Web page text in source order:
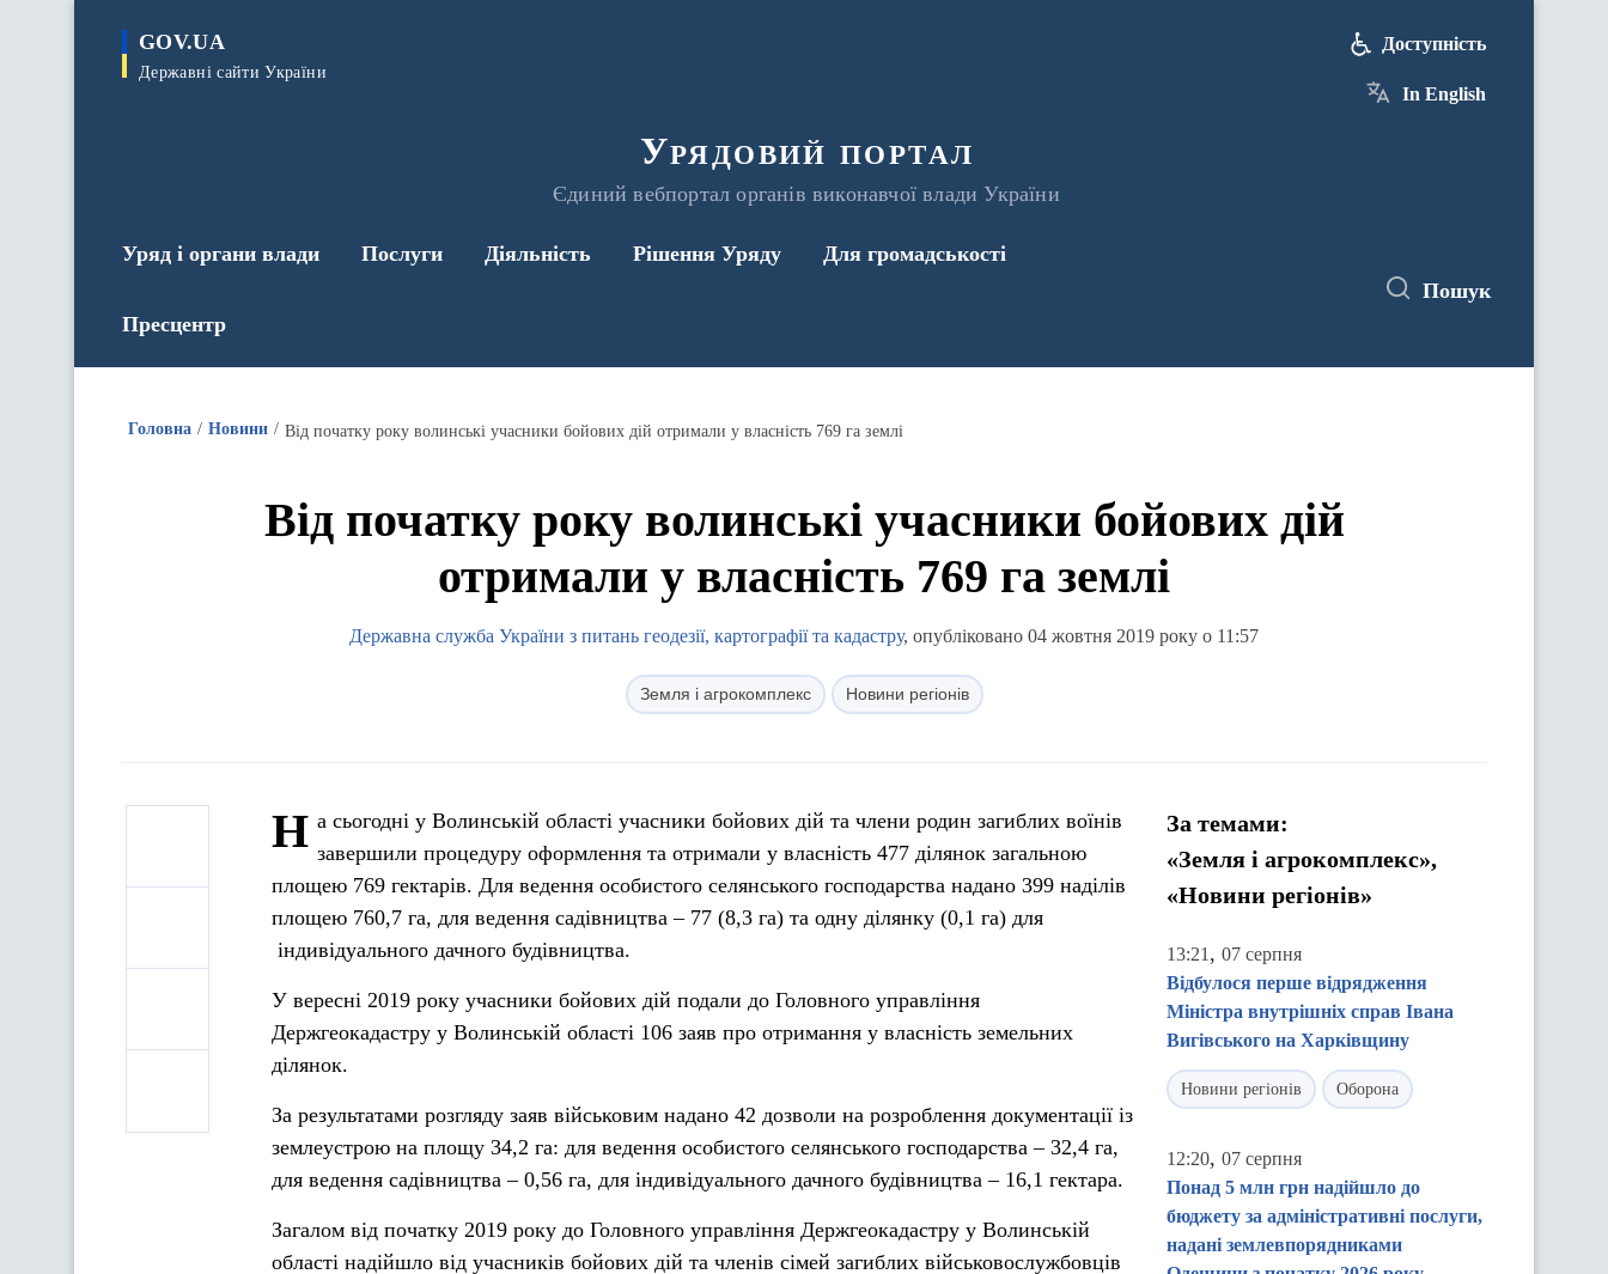
GOV.UA
Державні сайти України
Урядовий портал
Єдиний вебпортал органів виконавчої влади України
Доступність
In English
Уряд і органи влади Послуги Діяльність Рішення Уряду Для громадськості
Пресцентр
Пошук
Головна Новини Від початку року волинські учасники бойових дій отримали у власність 769 га землі
Від початку року волинські учасники бойових дій
отримали у власність 769 га землі
Державна служба України з питань геодезії, картографії та кадастру, опубліковано 04 жовтня 2019 року о 11:57
Земля і агрокомплекс Новини регіонів
Н а сьогодні у Волинській області учасники бойових дій та члени родин загиблих воїнів
завершили процедуру оформлення та отримали у власність 477 ділянок загальною
площею 769 гектарів. Для ведення особистого селянського господарства надано 399 наділів
площею 760,7 га, для ведення садівництва – 77 (8,3 га) та одну ділянку (0,1 га) для
індивідуального дачного будівництва.
У вересні 2019 року учасники бойових дій подали до Головного управління
Держгеокадастру у Волинській області 106 заяв про отримання у власність земельних
ділянок.
За результатами розгляду заяв військовим надано 42 дозволи на розроблення документації із
землеустрою на площу 34,2 га: для ведення особистого селянського господарства – 32,4 га,
для ведення садівництва – 0,56 га, для індивідуального дачного будівництва – 16,1 гектара.
Загалом від початку 2019 року до Головного управління Держгеокадастру у Волинській
області надійшло від учасників бойових дій та членів сімей загиблих військовослужбовців
За темами:
«Земля і агрокомплекс»,
«Новини регіонів»
13:21 , 07 серпня
Відбулося перше відрядження
Міністра внутрішніх справ Івана
Вигівського на Харківщину
Новини регіонів Оборона
12:20, 07 серпня
Понад 5 млн грн надійшло до
бюджету за адміністративні послуги,
надані землевпорядниками